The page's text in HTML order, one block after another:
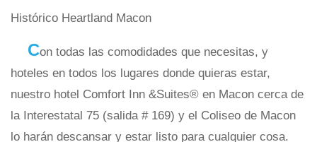
Histórico Heartland Macon
Con todas las comodidades que necesitas, y
hoteles en todos los lugares donde quieras estar,
nuestro hotel Comfort Inn &Suites® en Macon cerca de
la Interestatal 75 (salida # 169) y el Coliseo de Macon
lo harán descansar y estar listo para cualquier cosa.